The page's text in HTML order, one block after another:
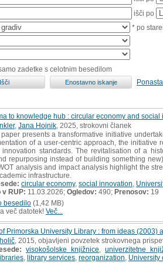
išči po
* po
zadetke s celotnim besedilom
to knowledge hub : circular economy and
, Jana Hojnik , 2025, strokovni članek
presents a transformative initiative
of a user-centric approach, the
standards. The revitalisation of a
repurposing instead of building something
analysis and impact analysis highlight the
infrastructure.
circular economy, social innovation
v RUP: 11.03.2026; Ogledov: 490; Prenosov: 19
besedilo (1,42 MB)
več datotek! Več...
Primorska University Library : from ideas (2003)
, 2015, objavljeni povzetek strokovnega
visokošolske knjižnice
univerzitetne
library services reorganization University